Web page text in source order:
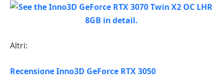
Altri:
Recensione Inno3D GeForce RTX 3050